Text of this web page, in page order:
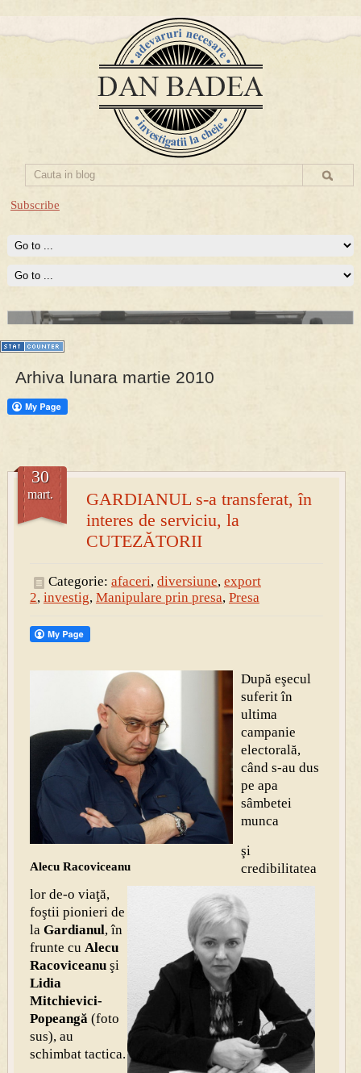
Subscribe
PRESA
Permise pentru vânătoarea de porci în costume, cu gulere albe
Prima mea carte publicata (Nemira)
Averea Presedintelui: prima lucrare despre controversatele
conturi secrete ale Securitatii.
Arhiva lunara martie 2010
GARDIANUL s-a transferat, în
interes de serviciu, la
CUTEZĂTORII
30
mart.
Categorie: afaceri, diversiune, export
2, investig, Manipulare prin presa, Presa
Alecu Racoviceanu
După eşecul
suferit în
ultima
campanie
electorală,
când s-au dus
pe apa
sâmbetei
munca
şi
credibilitatea
lor de-o viaţă,
foştii pionieri de
la Gardianul, în
frunte cu Alecu
Racoviceanuşi
Lidia
Mitchievici-
Popeangă (foto
sus), au
schimbat tactica.